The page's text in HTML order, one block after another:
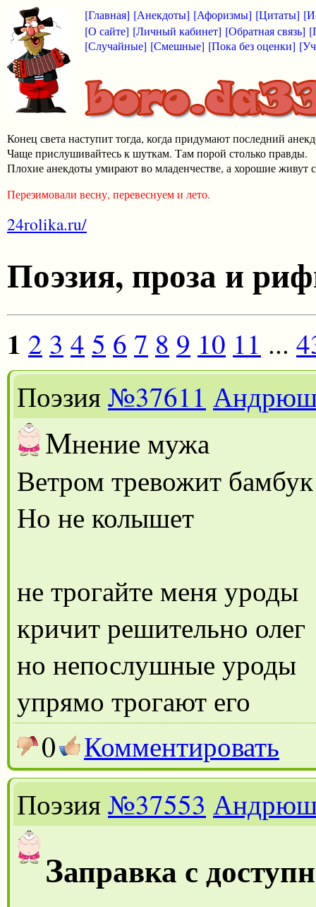
[Главная] [Анекдоты] [Афоризмы] [Цитаты]
[О сайте] [Личный кабинет] [Обратная связь]
[Случайные] [Смешные] [Пока без оценки]
Конец света наступит тогда, когда придумают последний
Чаще прислушивайтесь к шуткам. Там порой столько правды.
Плохие анекдоты умирают во младенчестве, а хорошие живут
Перезимовали весну, перевеснуем и лето.
24rolika.ru/
Поэзия, проза и
1 2 3 4 5 6 7 8 9 10 11 ...
Поэзия№37611
Мнение мужа
Ветром тревожит бамбук
Но не колышет
не трогайте меня уроды
кричит решительно олег
но непослушные уроды
упрямо трогают его
0
Комментировать
Поэзия№37553
Заправка с